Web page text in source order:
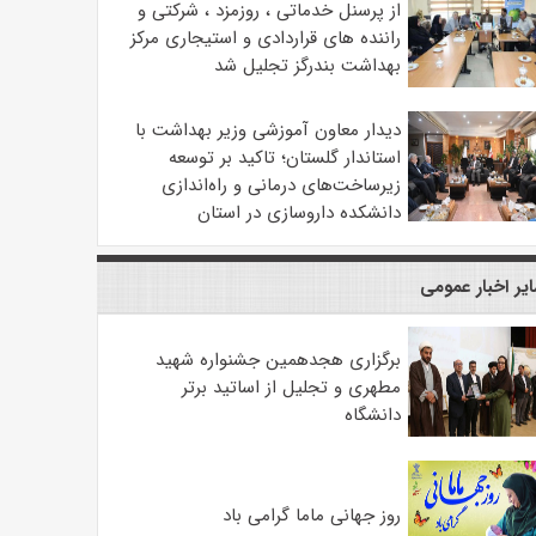
از پرسنل خدماتی ، روزمزد ، شرکتی و
راننده های قراردادی و استیجاری مرکز
بهداشت بندرگز تجلیل شد
دیدار معاون آموزشی وزیر بهداشت با
استاندار گلستان؛ تاکید بر توسعه
زیرساخت‌های درمانی و راه‌اندازی
دانشکده داروسازی در استان
اخبار عمومی
برگزاری هجدهمین جشنواره شهید
مطهری و تجلیل از اساتید برتر
دانشگاه
روز جهانی ماما گرامی باد